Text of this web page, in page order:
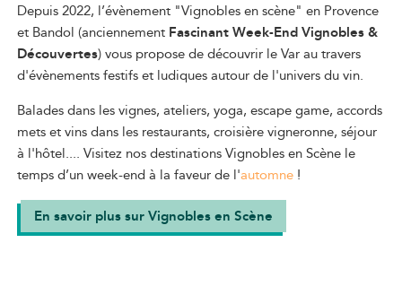
Depuis 2022, l’évènement "Vignobles en scène" en Provence
et Bandol (anciennement Fascinant Week-End Vignobles &
Découvertes) vous propose de découvrir le Var au travers
d'évènements festifs et ludiques autour de l'univers du vin.
Balades dans les vignes, ateliers, yoga, escape game, accords
mets et vins dans les restaurants, croisière vigneronne, séjour
à l'hôtel.... Visitez nos destinations Vignobles en Scène le
temps d’un week-end à la faveur de l'automne!
En savoir plus sur Vignobles en Scène